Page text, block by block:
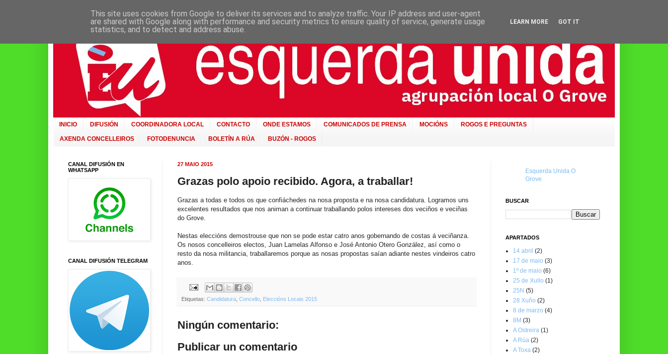
INICIO DIFUSIÓN COORDINADORA LOCAL CONTACTO ONDE ESTAMOS COMUNICADOS DE PRENSA MOCIÓNS ROGOS E PREGUNTAS
AXENDA CONCELLEIROS FOTODENUNCIA BOLETÍN A RÚA BUZÓN - ROGOS
27 MAIO 2015
Grazas polo apoio recibido. Agora, a traballar!
Grazas a todas e todos os que confiáchedes na nosa proposta e na nosa candidatura. Logramos uns
excelentes resultados que nos animan a continuar traballando polos intereses dos veciños e veciñas
do Grove.
Nestas eleccións demostrouse que non se pode estar catro anos gobernando de costas á veciñanza.
Os nosos concelleiros electos, Juan Lamelas Alfonso e José Antonio Otero González, así como o
resto da nosa militancia, traballaremos porque as nosas propostas saían adiante nestes vindeiros catro
anos.
Etiquetas: Candidatura Concello Eleccións Locais 2015
Ningún comentario:
Publicar un comentario
CANAL DIFUSIÓN EN
WHATSAPP
CANAL DIFUSIÓN TELEGRAM
Esquerda Unida O
Grove
BUSCAR
APARTADOS
14 abril (2)
17 de maio (3)
1º de maio (6)
25 de Xullo (1)
25N (5)
28 Xuño (2)
8 de marzo (4)
8M (3)
A Ostreira (1)
A Rúa (2)
A Toxa (2)
This site uses cookies from Google to deliver its services and to analyze traffic. Your IP address and user-agent
are shared with Google along with performance and security metrics to ensure quality of service, generate usage
statistics, and to detect and address abuse.
LEARN MORE GOT IT